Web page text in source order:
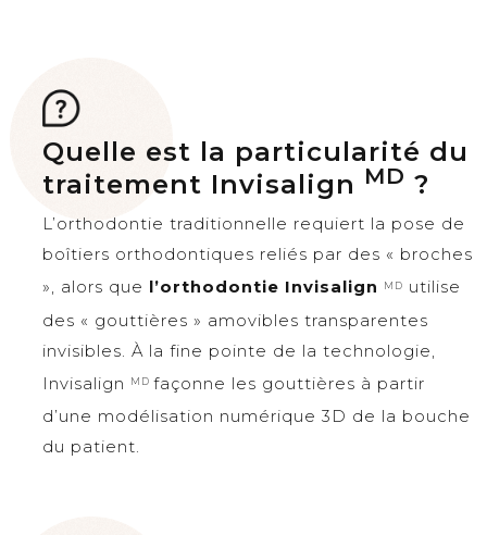
Quelle est la particularité du
traitement Invisalign MD ?
L’orthodontie traditionnelle requiert la pose de
boîtiers orthodontiques reliés par des « broches
», alors que l’orthodontie Invisalign MD
utilise
des « gouttières » amovibles transparentes
invisibles. À la fine pointe de la technologie,
Invisalign
MD façonne les gouttières à partir
d’une modélisation numérique 3D de la bouche
du patient.